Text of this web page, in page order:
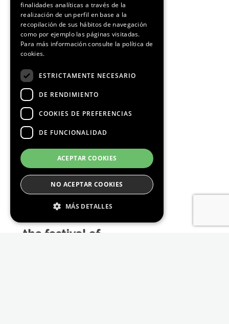
Media Partners
finalidades analíticas a través de la
realización de un perfil en base a la
recopilación de sus hábitos de navegación
como por ejemplo las páginas visitadas.
Para más información consulte la política de
cookies.
ESTRICTAMENTE NECESARIO
DE RENDIMIENTO
COOKIES DE PREFERENCIAS
DE FUNCIONALIDAD
ACEPTAR COOKIES
NO ACEPTAR COOKIES
MÁS DETALLES